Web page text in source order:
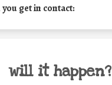
get in contact:
will it happen?